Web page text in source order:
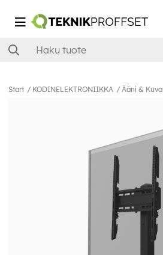
Start KODINELEKTRONIIKKA Ääni & Kuva